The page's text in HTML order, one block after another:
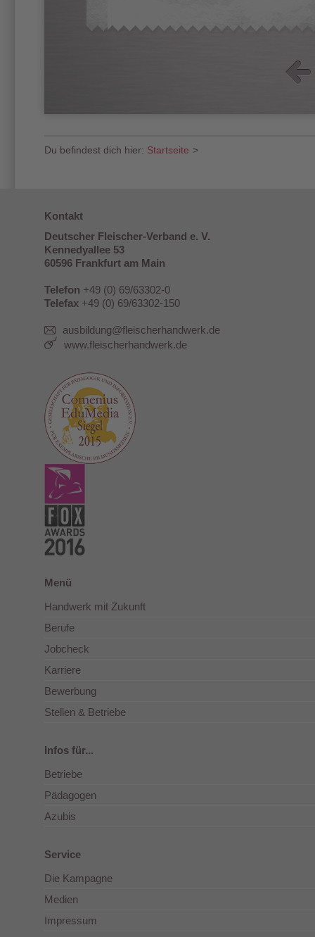
Du befindest dich hier: Startseite >
Kontakt
Deutscher Fleischer-Verband e. V.
Kennedyallee 53
60596 Frankfurt am Main
Telefon +49 (0) 69/63302-0
Telefax +49 (0) 69/63302-150
ausbildung@fleischerhandwerk.de
www.fleischerhandwerk.de
Menü
Handwerk mit Zukunft
Berufe
Jobcheck
Karriere
Bewerbung
Stellen & Betriebe
Infos für...
Betriebe
Pädagogen
Azubis
Service
Die Kampagne
Medien
Impressum